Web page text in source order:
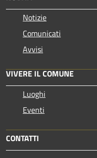
Notizie
Comunicati
Avvisi
VIVERE IL COMUNE
Luoghi
Eventi
CONTATTI